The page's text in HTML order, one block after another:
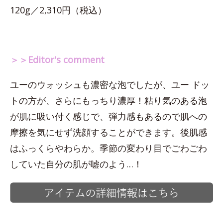
120g／2,310円（税込）
＞＞Editor's comment
ユーのウォッシュも濃密な泡でしたが、ユー ドッ
トの方が、さらにもっちり濃厚！粘り気のある泡
が肌に吸い付く感じで、弾力感もあるので肌への
摩擦を気にせず洗顔することができます。後肌感
はふっくらやわらか。季節の変わり目でごわごわ
していた自分の肌が嘘のよう…！